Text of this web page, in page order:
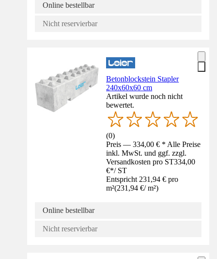
Online bestellbar
Nicht reservierbar
Betonblockstein Stapler
240x60x60 cm
Artikel wurde noch nicht
bewertet.
(0)
Preis — 334,00 € * Alle Preise
inkl. MwSt. und ggf. zzgl.
Versandkosten pro ST334,00
€*/ ST
Entspricht 231,94 € pro
m²(231,94 €/ m²)
Online bestellbar
Nicht reservierbar